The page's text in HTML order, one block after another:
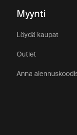
Myynti
Löydä kaupat
Outlet
Anna